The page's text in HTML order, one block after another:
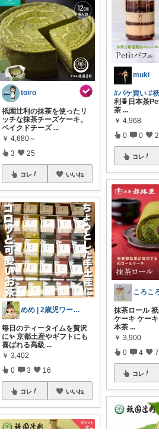
toiro
祇園辻利の抹茶を使ったリ
ッチな抹茶チーズケーキ。
ベイクドチーズ ...
￥ 4,680～
3 25
コレ いいね
めめ | 2歳児ワーママ🫧
毎日のティータイムを贅沢
に✨ 京都土産やギフトにも
喜ばれる高級 ...
￥ 3,402
0 3 16
コレ いいね
muki
#パケ買い #
利🍵日本茶
茶 ...
￥ 4,968
0 0 2
コレ
抹茶ロール
ケーキ ケー
本茶 ...
￥ 3,900
0 4
コレ